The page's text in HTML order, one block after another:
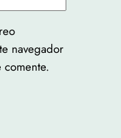
navegador